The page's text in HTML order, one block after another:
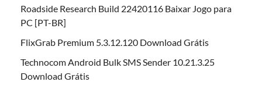
Roadside Research Build 22420116 Baixar Jogo para
PC [PT-BR]
FlixGrab Premium 5.3.12.120 Download Grátis
Technocom Android Bulk SMS Sender 10.21.3.25
Download Grátis